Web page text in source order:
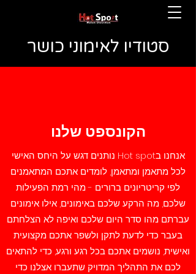
סטודיו לאימוני כושר
הקונספט שלנו
אנחנו בHot spot נותנים דגש על היחס האישי
לכל מתאמן ומתאמן, לומדים אתכם המתאמנים
לפי קריטריונים ברורים - מהי רמת הפעילות
שלכם, מה הרקע שלכם באימונים, אילו אימונים
עברתם מהו סדר היום שלכם ואיפה לא הצלחתם
בעבר כדי לדעת לתקן ולשפר אתכם מקצועית
ואישית, נושמים אתכם בכל רגע ורגע, כדי להתאים
לכם את התהליך המדויק שתעברו אצלנו כדי